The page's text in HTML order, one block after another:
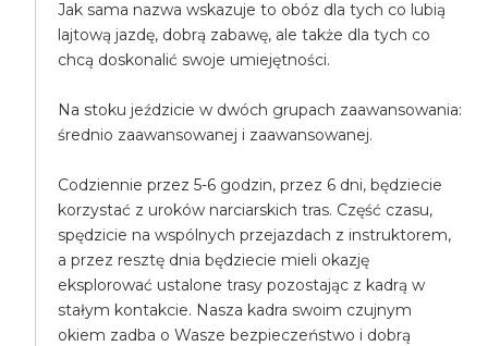
Jak sama nazwa wskazuje to obóz dla tych co lubią
lajtową jazdę, dobrą zabawę, ale także dla tych co
chcą doskonalić swoje umiejętności.
Na stoku jeździcie w dwóch grupach zaawansowania:
średnio zaawansowanej i zaawansowanej.
Codziennie przez 5-6 godzin, przez 6 dni, będziecie
korzystać z uroków narciarskich tras. Część czasu,
spędzicie na wspólnych przejazdach z instruktorem,
a przez resztę dnia będziecie mieli okazję
eksplorować ustalone trasy pozostając z kadrą w
stałym kontakcie. Nasza kadra swoim czujnym
okiem zadba o Wasze bezpieczeństwo i dobrą